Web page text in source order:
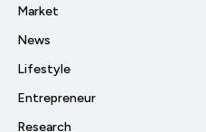
Market
News
Lifestyle
Entrepreneur
Research